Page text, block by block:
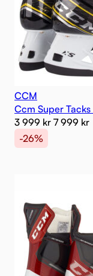
CCM
Ccm Super
3 999 kr 7 999 kr
-26%